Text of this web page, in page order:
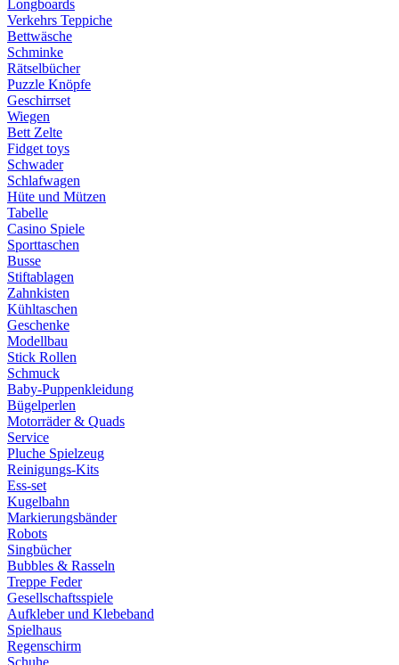
Longboards
Verkehrs Teppiche
Bettwäsche
Schminke
Rätselbücher
Puzzle Knöpfe
Geschirrset
Wiegen
Bett Zelte
Fidget toys
Schwader
Schlafwagen
Hüte und Mützen
Tabelle
Casino Spiele
Sporttaschen
Busse
Stiftablagen
Zahnkisten
Kühltaschen
Geschenke
Modellbau
Stick Rollen
Schmuck
Baby-Puppenkleidung
Bügelperlen
Motorräder & Quads
Service
Pluche Spielzeug
Reinigungs-Kits
Ess-set
Kugelbahn
Markierungsbänder
Robots
Singbücher
Bubbles & Rasseln
Treppe Feder
Gesellschaftsspiele
Aufkleber und Klebeband
Spielhaus
Regenschirm
Schuhe